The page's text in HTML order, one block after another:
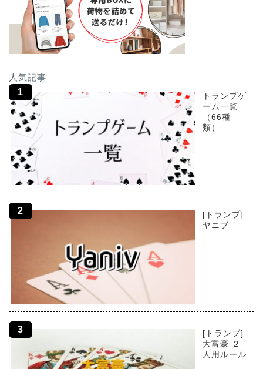
人気記事
トランプゲ
ーム一覧
（66種
類）
[トランプ]
ヤニブ
[トランプ]
大富豪 ２
人用ルール